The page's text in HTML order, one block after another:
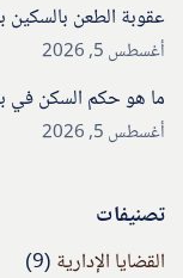
عقوبة الطعن
أغسطس 5, 2026
ما هو حكم السكن في
أغسطس 5, 2026
تصنيفات
القضايا الإدارية (9)